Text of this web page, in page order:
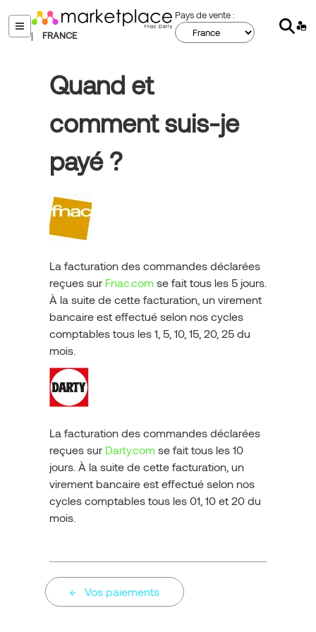
au
contenu
menu
| FRANCE
Pays de vente :
Quand et
comment suis-je
payé ?
La facturation des commandes déclarées
reçues sur Fnac.com se fait tous les 5 jours.
À la suite de cette facturation, un virement
bancaire est effectué selon nos cycles
comptables tous les 1, 5, 10, 15, 20, 25 du
mois.
La facturation des commandes déclarées
reçues sur Darty.com se fait tous les 10
jours. À la suite de cette facturation, un
virement bancaire est effectué selon nos
cycles comptables tous les 01, 10 et 20 du
mois.
Vos paiements